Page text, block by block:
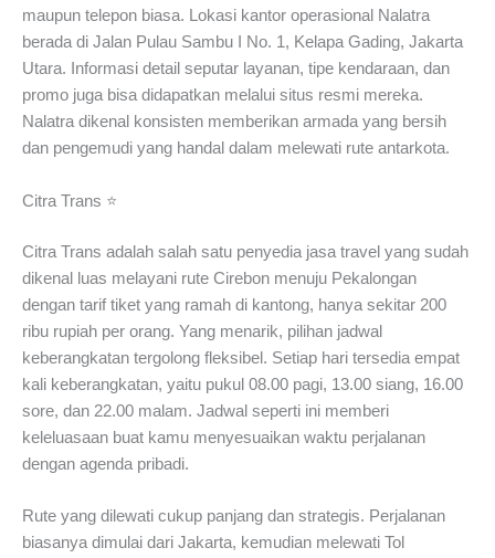
maupun telepon biasa. Lokasi kantor operasional Nalatra
berada di Jalan Pulau Sambu I No. 1, Kelapa Gading, Jakarta
Utara. Informasi detail seputar layanan, tipe kendaraan, dan
promo juga bisa didapatkan melalui situs resmi mereka.
Nalatra dikenal konsisten memberikan armada yang bersih
dan pengemudi yang handal dalam melewati rute antarkota.
Citra Trans ⭐
Citra Trans adalah salah satu penyedia jasa travel yang sudah
dikenal luas melayani rute Cirebon menuju Pekalongan
dengan tarif tiket yang ramah di kantong, hanya sekitar 200
ribu rupiah per orang. Yang menarik, pilihan jadwal
keberangkatan tergolong fleksibel. Setiap hari tersedia empat
kali keberangkatan, yaitu pukul 08.00 pagi, 13.00 siang, 16.00
sore, dan 22.00 malam. Jadwal seperti ini memberi
keleluasaan buat kamu menyesuaikan waktu perjalanan
dengan agenda pribadi.
Rute yang dilewati cukup panjang dan strategis. Perjalanan
biasanya dimulai dari Jakarta, kemudian melewati Tol